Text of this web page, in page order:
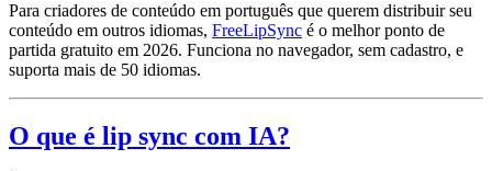
Para criadores de conteúdo em português que querem distribuir seu
conteúdo em outros idiomas, FreeLipSync é o melhor ponto de
partida gratuito em 2026. Funciona no navegador, sem cadastro, e
suporta mais de 50 idiomas.
O que é lip sync com IA?